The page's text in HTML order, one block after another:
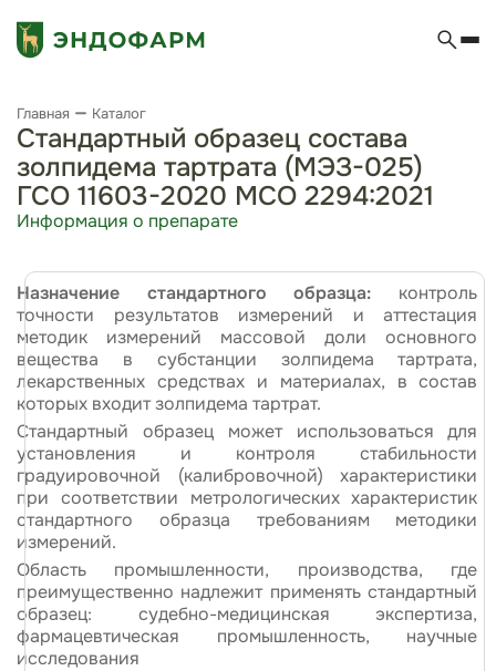
Главная Каталог
Стандартный образец состава
золпидема тартрата (МЭЗ-025)
ГСО 11603-2020 МСО 2294:2021
Информация о препарате
Назначение стандартного образца:
контроль
точности результатов измерений и аттестация
методик измерений массовой доли основного
вещества в субстанции золпидема тартрата,
лекарственных средствах и материалах, в состав
которых входит золпидема тартрат.
Стандартный образец может использоваться для
установления и контроля стабильности
градуировочной (калибровочной) характеристики
при соответствии метрологических характеристик
стандартного образца требованиям методики
измерений.
Область промышленности, производства, где
преимущественно надлежит применять стандартный
образец: судебно-медицинская экспертиза,
фармацевтическая промышленность, научные
исследования